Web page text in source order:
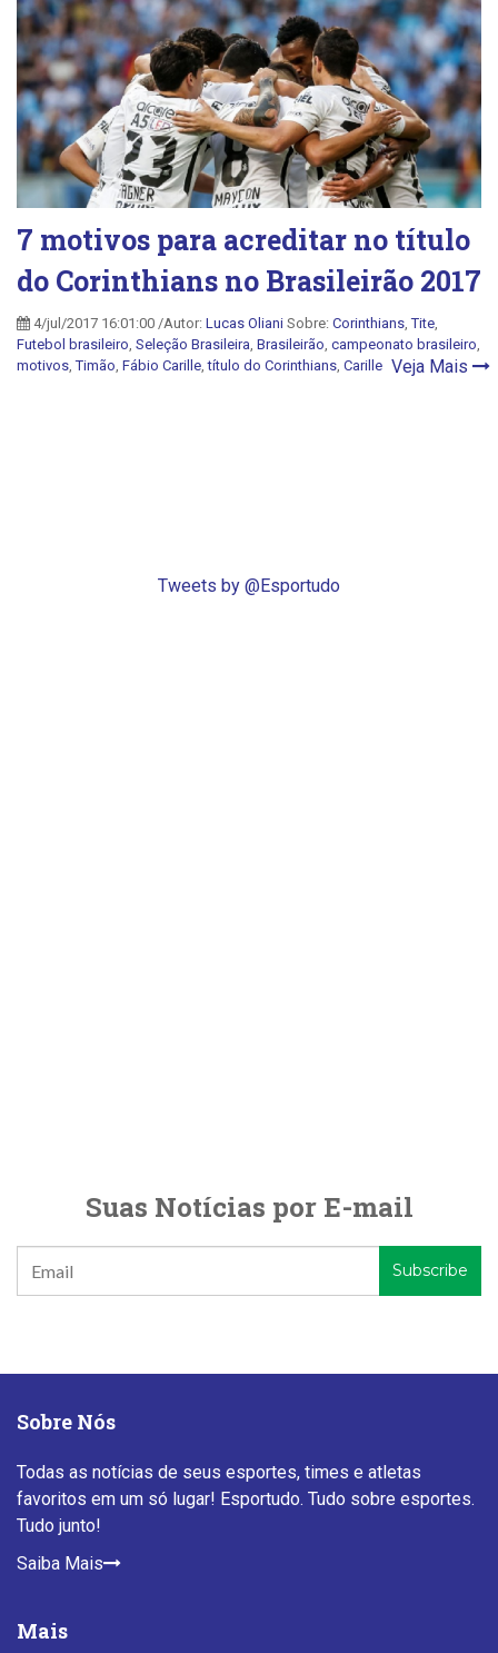
7 motivos para acreditar no título
do Corinthians no Brasileirão 2017
4/jul/2017 16:01:00 /Autor: Lucas Oliani Sobre: Corinthians ,Tite
Futebol brasileiro Seleção Brasileira Brasileirão campeonato brasileiro
motivos ,Timão Fábio Carille ,título do Corinthians Carille Veja Mais
Tweets by @Esportudo
Suas Notícias por E-mail
Sobre Nós
Todas as notícias de seus esportes, times e atletas
favoritos em um só lugar! Esportudo. Tudo sobre esportes.
Tudo junto!
Saiba Mais
Mais